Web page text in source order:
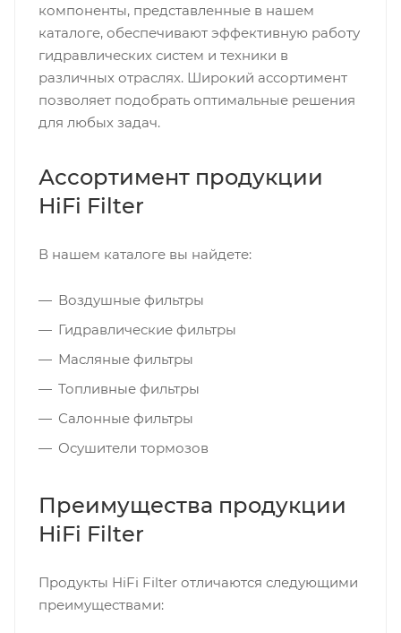
компоненты, представленные в нашем
каталоге, обеспечивают эффективную работу
гидравлических систем и техники в
различных отраслях. Широкий ассортимент
позволяет подобрать оптимальные решения
для любых задач.
Ассортимент продукции
HiFi Filter
В нашем каталоге вы найдете:
Воздушные фильтры
Гидравлические фильтры
Масляные фильтры
Топливные фильтры
Салонные фильтры
Осушители тормозов
Преимущества продукции
HiFi Filter
Продукты HiFi Filter отличаются следующими
преимуществами: